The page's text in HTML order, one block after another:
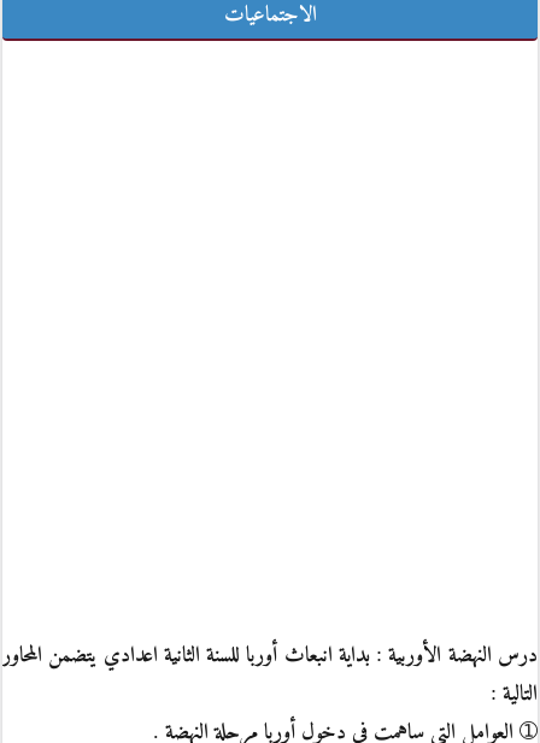
الاجتماعيات
درس النهضة الأوربية : بداية انبعاث أوربا للسنة الثانية اعدادي يتضمن المحاور
التالية :
➀ العوامل التي ساهمت في دخول أوربا مرحلة النهضة .